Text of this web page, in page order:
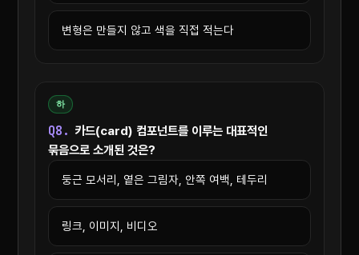
변형은 만들지 않고 색을 직접 적는다
하
Q8. 카드(card) 컴포넌트를 이루는 대표적인
묶음으로 소개된 것은?
둥근 모서리, 옅은 그림자, 안쪽 여백, 테두리
링크, 이미지, 비디오